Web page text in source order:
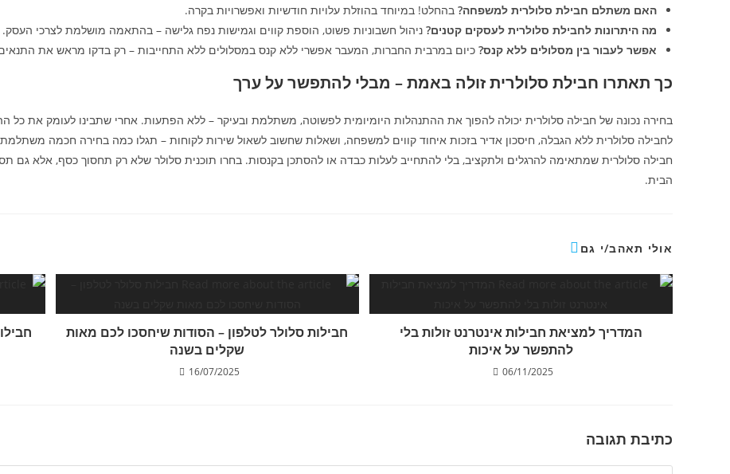
האם משתלם חבילת סלולרית למשפחה? בהחלט! במיוחד בהוזלת עלויות חודשיות ואפשרויות בקרה.
מה היתרונות לחבילת סלולרית לעסקים קטנים? ניהול חשבוניות פשוט, הוספת קווים וגמישות נפח גלישה – בהתאמה מושלמת לצרכי העסק.
אפשר לעבור בין מסלולים ללא קנס? כיום במרבית החברות, המעבר אפשרי ללא קנס במסלולים ללא התחייבות – רק בדקו מראש את
כך תאתרו חבילת סלולרית זולה באמת – מבלי להתפשר על ערך
בחירה נכונה של חבילה סלולרית יכולה להפוך את ההתנהלות היומיומית לפשוטה, משתלמת ובעיקר – ללא הפתעות. אחרי שתבינו לעומק את כל
לחבילה סלולרית ללא הגבלה, חיסכון אדיר בזכות איחוד קווים למשפחה, ושאלות שחשוב לשאול שירות לקוחות – תגלו כמה בחירה חכמה
חבילה סלולרית שמתאימה להרגלים ולתקציב, בלי להתחייב לעלות כבדה או להסתכן בקנסות. בחרו תוכנית סלולר שלא רק תחסוך כסף, אלא גם
הבית.
אולי תאהב/י גם
חבילות סלולר לטלפון – הסודות שיחסכו לכם מאות
שקלים בשנה
16/07/2025
המדריך למציאת חבילות אינטרנט זולות בלי
להתפשר על איכות
06/11/2025
כתיבת תגובה